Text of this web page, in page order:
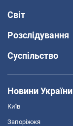
Світ
Розслідування
Суспільство
Новини України
Київ
Запоріжжя